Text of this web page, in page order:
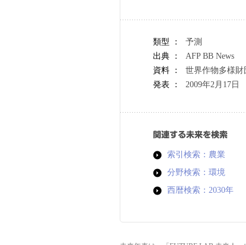
類型 ：
予測
出典 ：
AFP BB News
資料 ：
世界作物多様
発表 ：
2009年2月17日
関連する未来を検索
索引検索：農業
分野検索：環境
西暦検索：2030年